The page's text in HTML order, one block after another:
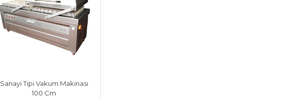
Sanayi Tipi Vakum Makinası
100 Cm